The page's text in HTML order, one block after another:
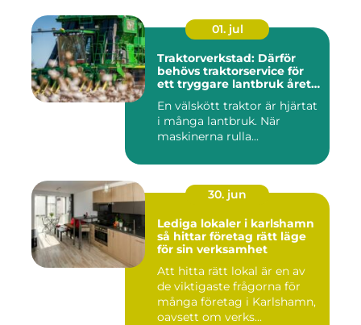
01. jul
Traktorverkstad: Därför
behövs traktorservice för
ett tryggare lantbruk året
En välskött traktor är hjärtat
i många lantbruk. När
maskinerna rulla...
30. jun
Lediga lokaler i karlshamn
så hittar företag rätt läge
för sin verksamhet
Att hitta rätt lokal är en av
de viktigaste frågorna för
många företag i Karlshamn,
oavsett om verks...